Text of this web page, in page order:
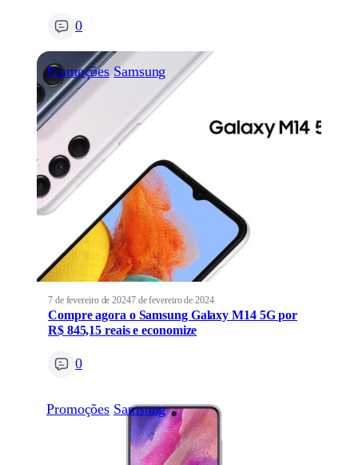
0
Promoções Samsung
7 de fevereiro de 20247 de fevereiro de 2024
Compre agora o Samsung Galaxy M14 5G por
R$ 845,15 reais e economize
0
Promoções Samsung